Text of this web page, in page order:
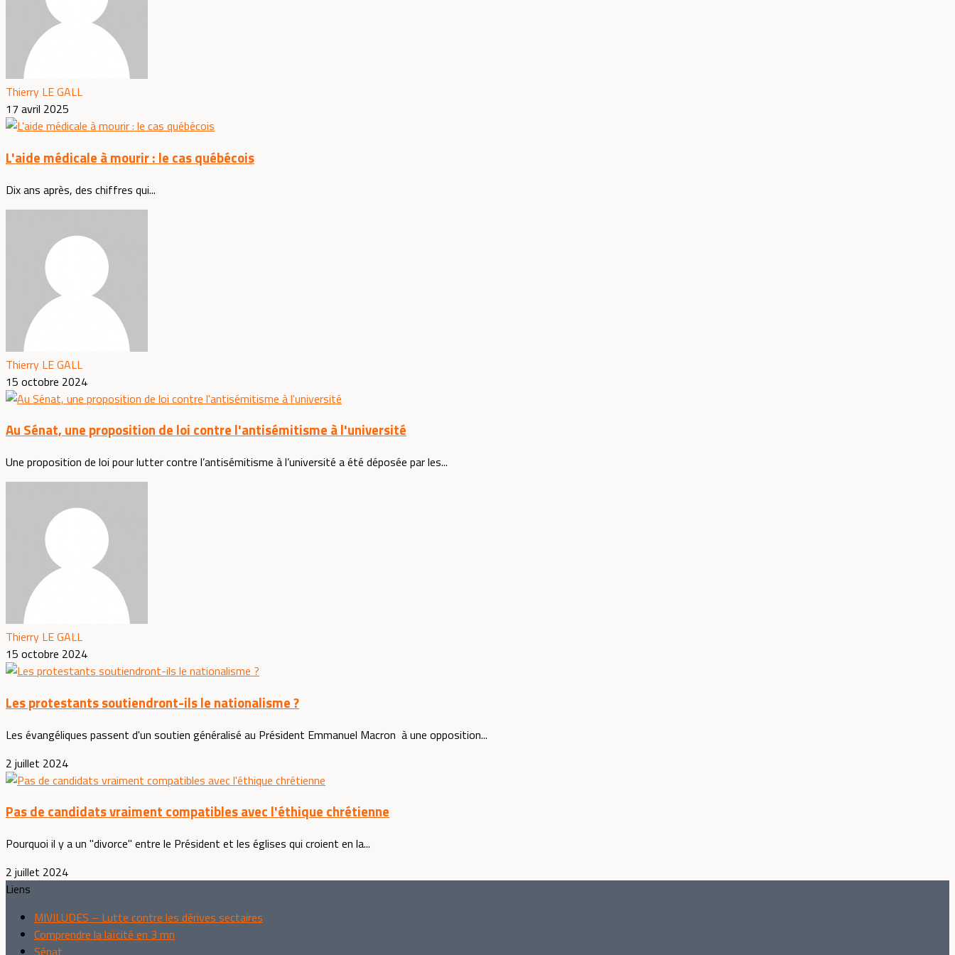
Thierry LE GALL
17 avril 2025
L'aide médicale à mourir : le cas québécois
Dix ans après, des chiffres qui...
Thierry LE GALL
15 octobre 2024
Au Sénat, une proposition de loi contre l'antisémitisme à l'université
Une proposition de loi pour lutter contre l’antisémitisme à l’université a été déposée par les...
Thierry LE GALL
15 octobre 2024
Les protestants soutiendront-ils le nationalisme ?
Les évangéliques passent d'un soutien généralisé au Président Emmanuel Macron à une opposition...
2 juillet 2024
Pas de candidats vraiment compatibles avec l'éthique chrétienne
Pourquoi il y a un "divorce" entre le Président et les églises qui croient en la...
2 juillet 2024
Liens
MIVILUDES – Lutte contre les dérives sectaires
Comprendre la laïcité en 3 mn
Sénat